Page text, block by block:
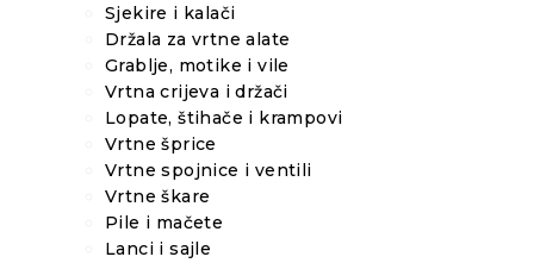
Sjekire i kalači
Držala za vrtne alate
Grablje, motike i vile
Vrtna crijeva i držači
Lopate, štihače i krampovi
Vrtne šprice
Vrtne spojnice i ventili
Vrtne škare
Pile i mačete
Lanci i sajle